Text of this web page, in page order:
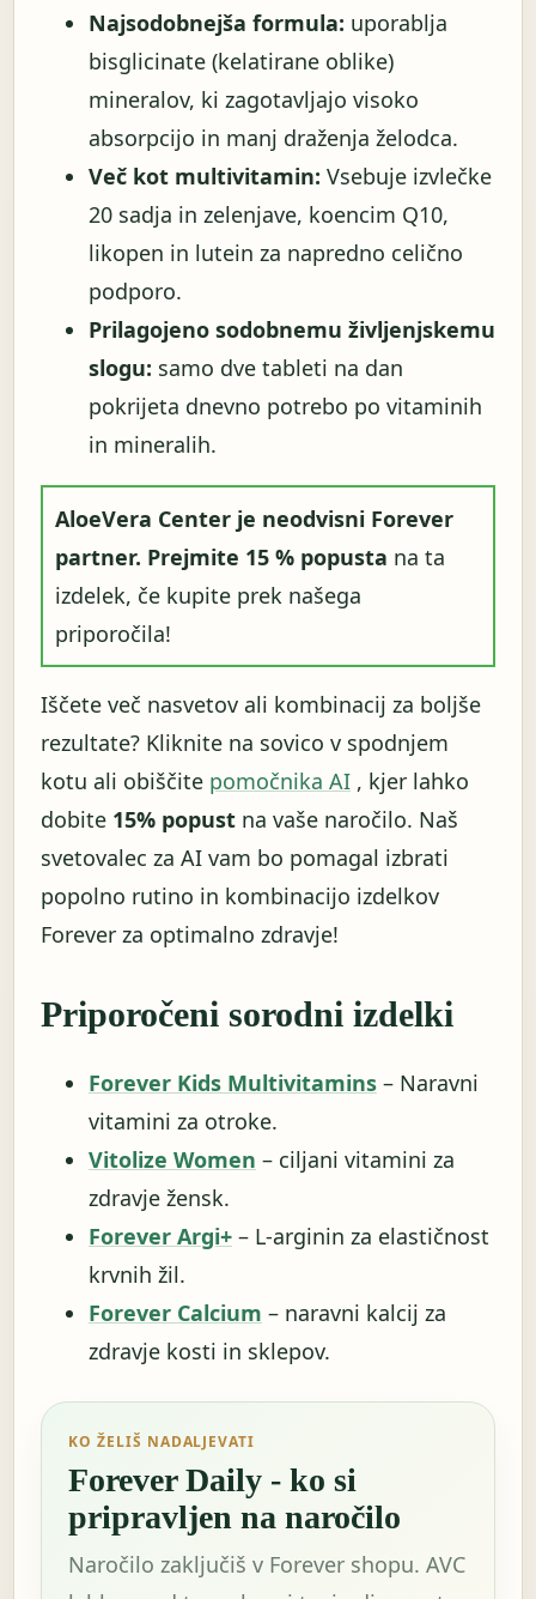
Najsodobnejša formula: uporablja
bisglicinate (kelatirane oblike)
mineralov, ki zagotavljajo visoko
absorpcijo in manj draženja želodca.
Več kot multivitamin: Vsebuje izvlečke
20 sadja in zelenjave, koencim Q10,
likopen in lutein za napredno celično
podporo.
Prilagojeno sodobnemu življenjskemu
slogu: samo dve tableti na dan
pokrijeta dnevno potrebo po vitaminih
in mineralih.
AloeVera Center je neodvisni Forever
partner. Prejmite 15 % popusta na ta
izdelek, če kupite prek našega
priporočila!
Iščete več nasvetov ali kombinacij za boljše
rezultate? Kliknite na sovico v spodnjem
kotu ali obiščite pomočnika AI , kjer lahko
dobite 15% popust na vaše naročilo. Naš
svetovalec za AI vam bo pomagal izbrati
popolno rutino in kombinacijo izdelkov
Forever za optimalno zdravje!
Priporočeni sorodni izdelki
Forever Kids Multivitamins – Naravni
vitamini za otroke.
Vitolize Women – ciljani vitamini za
zdravje žensk.
Forever Argi+ – L-arginin za elastičnost
krvnih žil.
Forever Calcium – naravni kalcij za
zdravje kosti in sklepov.
KO ŽELIŠ NADALJEVATI
Forever Daily - ko si
pripravljen na naročilo
Naročilo zaključiš v Forever shopu. AVC